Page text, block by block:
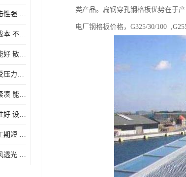
菏泽格栅板工厂 抗冲击性强 安装需要人工少
安徽钢格板 减少投资成本 不用清洗和维护
临沂钢格板厂 防滑性能好 散热防爆效果好
无锡格栅板厂家 可承受压力强 安装需要人工少
格栅板工厂 结构简单紧凑 能减少风力破坏
菏泽钢格板厂 抗冲击性好 设计规范 通风透光
上海格栅板厂家 安装工期短 通风好 减少风阻
阜阳整流格栅生产 通风透光 免清理和维护
类产品。扁钢穿孔钢格板优势在于
电厂钢格板价格，G325/30/100